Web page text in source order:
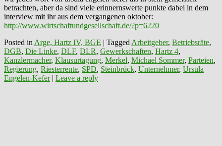
betrachten, aber da sind viele erinnernswerte punkte dabei in dem
interview mit ihr aus dem vergangenen oktober:
http://www.wirtschaftundgesellschaft.de/?p=6220
Posted in Arge, Hartz IV, BGE | Tagged Arbeitgeber, Betriebsräte,
DGB, Die Linke, DLF, DLR, Gewerkschaften, Hartz 4,
Kanzlermacher, Klausurtagung, Merkel, Michael Sommer, Parteien,
Regierung, Riesterrente, SPD, Steinbrück, Unternehmer, Ursula
Engelen-Kefer | Leave a reply